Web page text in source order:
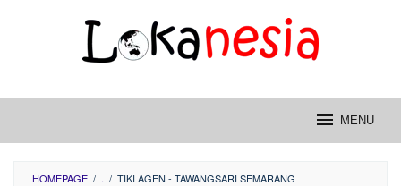
MENU
HOMEPAGE / . / TIKI AGEN - TAWANGSARI SEMARANG